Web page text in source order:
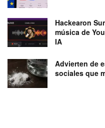
Hackearon
música de
IA
Advierten de
sociales que